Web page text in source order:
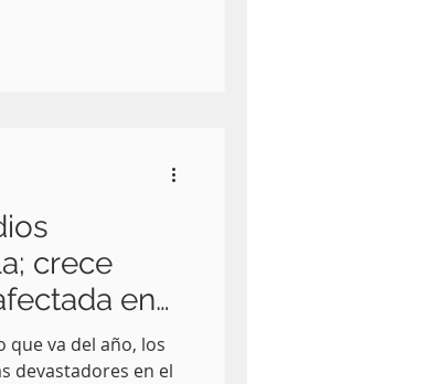
crece
en
que va del año, los
devastadores en el